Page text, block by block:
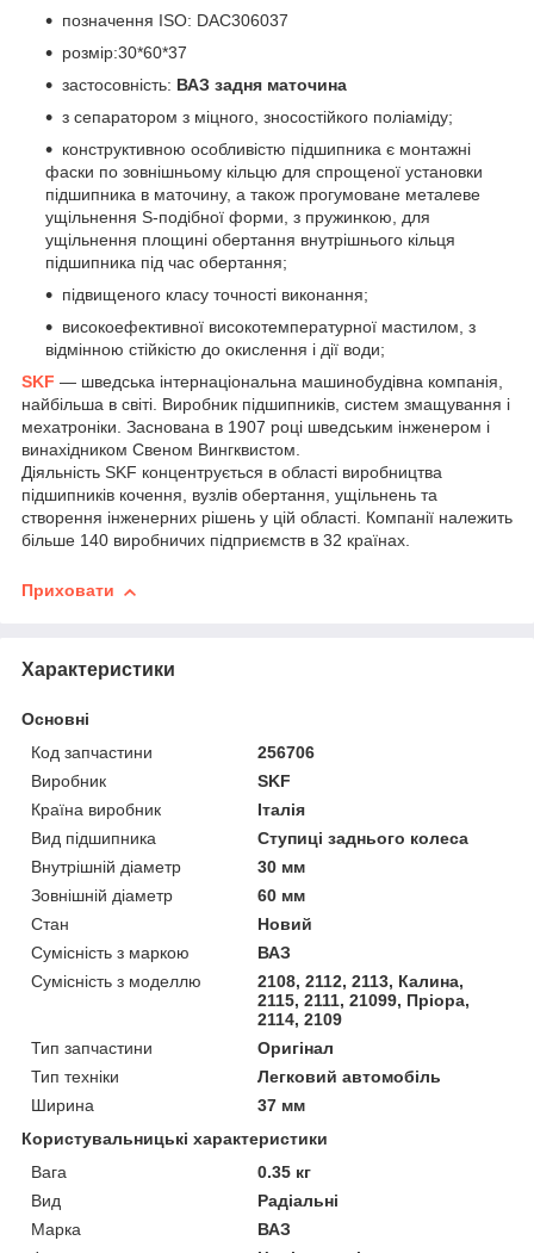
позначення ISO: DAC306037
розмір:30*60*37
застосовність: ВАЗ задня маточина
з сепаратором з міцного, зносостійкого поліаміду;
конструктивною особливістю підшипника є монтажні
фаски по зовнішньому кільцю для спрощеної установки
підшипника в маточину, а також прогумоване металеве
ущільнення S-подібної форми, з пружинкою, для
ущільнення площині обертання внутрішнього кільця
підшипника під час обертання;
підвищеного класу точності виконання;
високоефективної високотемпературної мастилом, з
відмінною стійкістю до окислення і дії води;
SKF — шведська інтернаціональна машинобудівна компанія,
найбільша в світі. Виробник підшипників, систем змащування і
мехатроніки. Заснована в 1907 році шведським інженером і
винахідником Свеном Вингквистом.
Діяльність SKF концентрується в області виробництва
підшипників кочення, вузлів обертання, ущільнень та
створення інженерних рішень у цій області. Компанії належить
більше 140 виробничих підприємств в 32 країнах.
Приховати
Характеристики
Основні
Код запчастини
256706
Виробник
SKF
Країна виробник
Італія
Вид підшипника
Ступиці заднього колеса
Внутрішній діаметр
30 мм
Зовнішній діаметр
60 мм
Стан
Новий
Сумісність з маркою
ВАЗ
Сумісність з моделлю
2108, 2112, 2113, Калина,
2115, 2111, 21099, Пріора,
2114, 2109
Тип запчастини
Оригінал
Тип техніки
Легковий автомобіль
Ширина
37 мм
Користувальницькі характеристики
Вага
0.35 кг
Вид
Радіальні
Марка
ВАЗ